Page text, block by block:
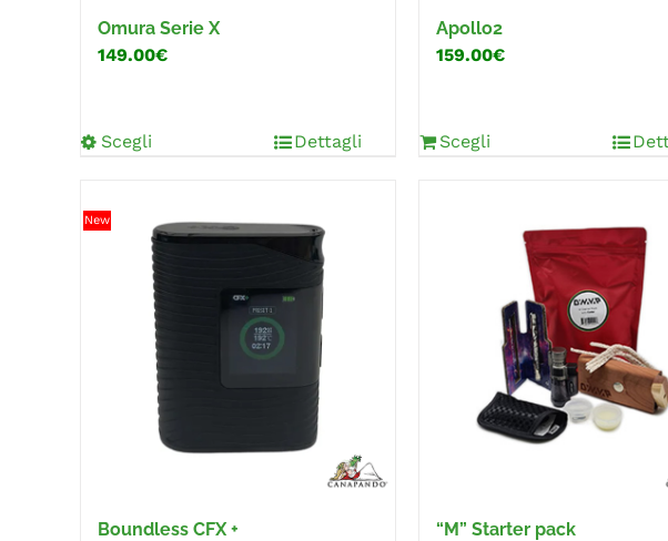
Omura Serie X
149.00€
Scegli Dettagli
Apollo2
159.00€
Scegli
New
Boundless CFX +
“M” Starter pack